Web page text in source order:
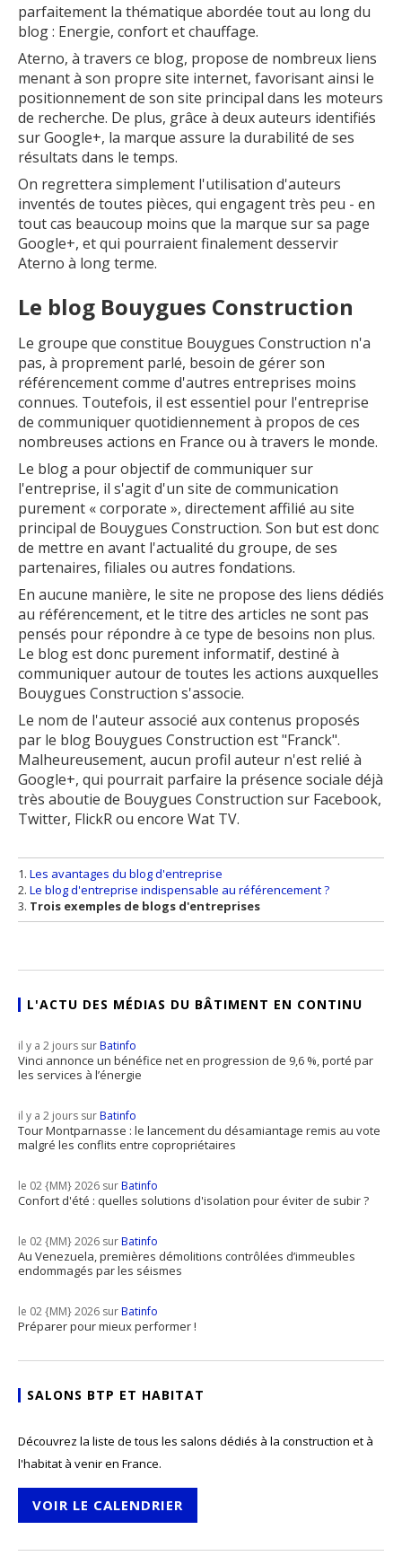
parfaitement la thématique abordée tout au long du
blog : Energie, confort et chauffage.
Aterno, à travers ce blog, propose de nombreux liens
menant à son propre site internet, favorisant ainsi le
positionnement de son site principal dans les moteurs
de recherche. De plus, grâce à deux auteurs identifiés
sur Google+, la marque assure la durabilité de ses
résultats dans le temps.
On regrettera simplement l'utilisation d'auteurs
inventés de toutes pièces, qui engagent très peu - en
tout cas beaucoup moins que la marque sur sa page
Google+, et qui pourraient finalement desservir
Aterno à long terme.
Le blog Bouygues Construction
Le groupe que constitue Bouygues Construction n'a
pas, à proprement parlé, besoin de gérer son
référencement comme d'autres entreprises moins
connues. Toutefois, il est essentiel pour l'entreprise
de communiquer quotidiennement à propos de ces
nombreuses actions en France ou à travers le monde.
Le blog a pour objectif de communiquer sur
l'entreprise, il s'agit d'un site de communication
purement « corporate », directement affilié au site
principal de Bouygues Construction. Son but est donc
de mettre en avant l'actualité du groupe, de ses
partenaires, filiales ou autres fondations.
En aucune manière, le site ne propose des liens dédiés
au référencement, et le titre des articles ne sont pas
pensés pour répondre à ce type de besoins non plus.
Le blog est donc purement informatif, destiné à
communiquer autour de toutes les actions auxquelles
Bouygues Construction s'associe.
Le nom de l'auteur associé aux contenus proposés
par le blog Bouygues Construction est "Franck".
Malheureusement, aucun profil auteur n'est relié à
Google+, qui pourrait parfaire la présence sociale déjà
très aboutie de Bouygues Construction sur Facebook,
Twitter, FlickR ou encore Wat TV.
Les avantages du blog d'entreprise
Le blog d'entreprise indispensable au référencement ?
Trois exemples de blogs d'entreprises
L'ACTU DES MÉDIAS DU BÂTIMENT EN CONTINU
il y a 2 jours surBatinfo
Vinci annonce un bénéfice net en progression de 9,6 %, porté par
les services à l’énergie
il y a 2 jours surBatinfo
Tour Montparnasse : le lancement du désamiantage remis au vote
malgré les conflits entre copropriétaires
le 02 {MM} 2026 surBatinfo
Confort d'été : quelles solutions d'isolation pour éviter de subir ?
le 02 {MM} 2026 surBatinfo
Au Venezuela, premières démolitions contrôlées d’immeubles
endommagés par les séismes
le 02 {MM} 2026 surBatinfo
Préparer pour mieux performer !
SALONS BTP ET HABITAT
Découvrez la liste de tous les salons dédiés à la construction et à
l'habitat à venir en France.
VOIR LE CALENDRIER